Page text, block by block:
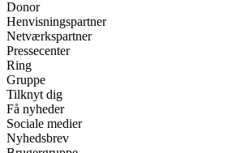
Donor
Henvisningspartner
Netværkspartner
Pressecenter
Ring
Gruppe
Tilknyt dig
Få nyheder
Sociale medier
Nyhedsbrev